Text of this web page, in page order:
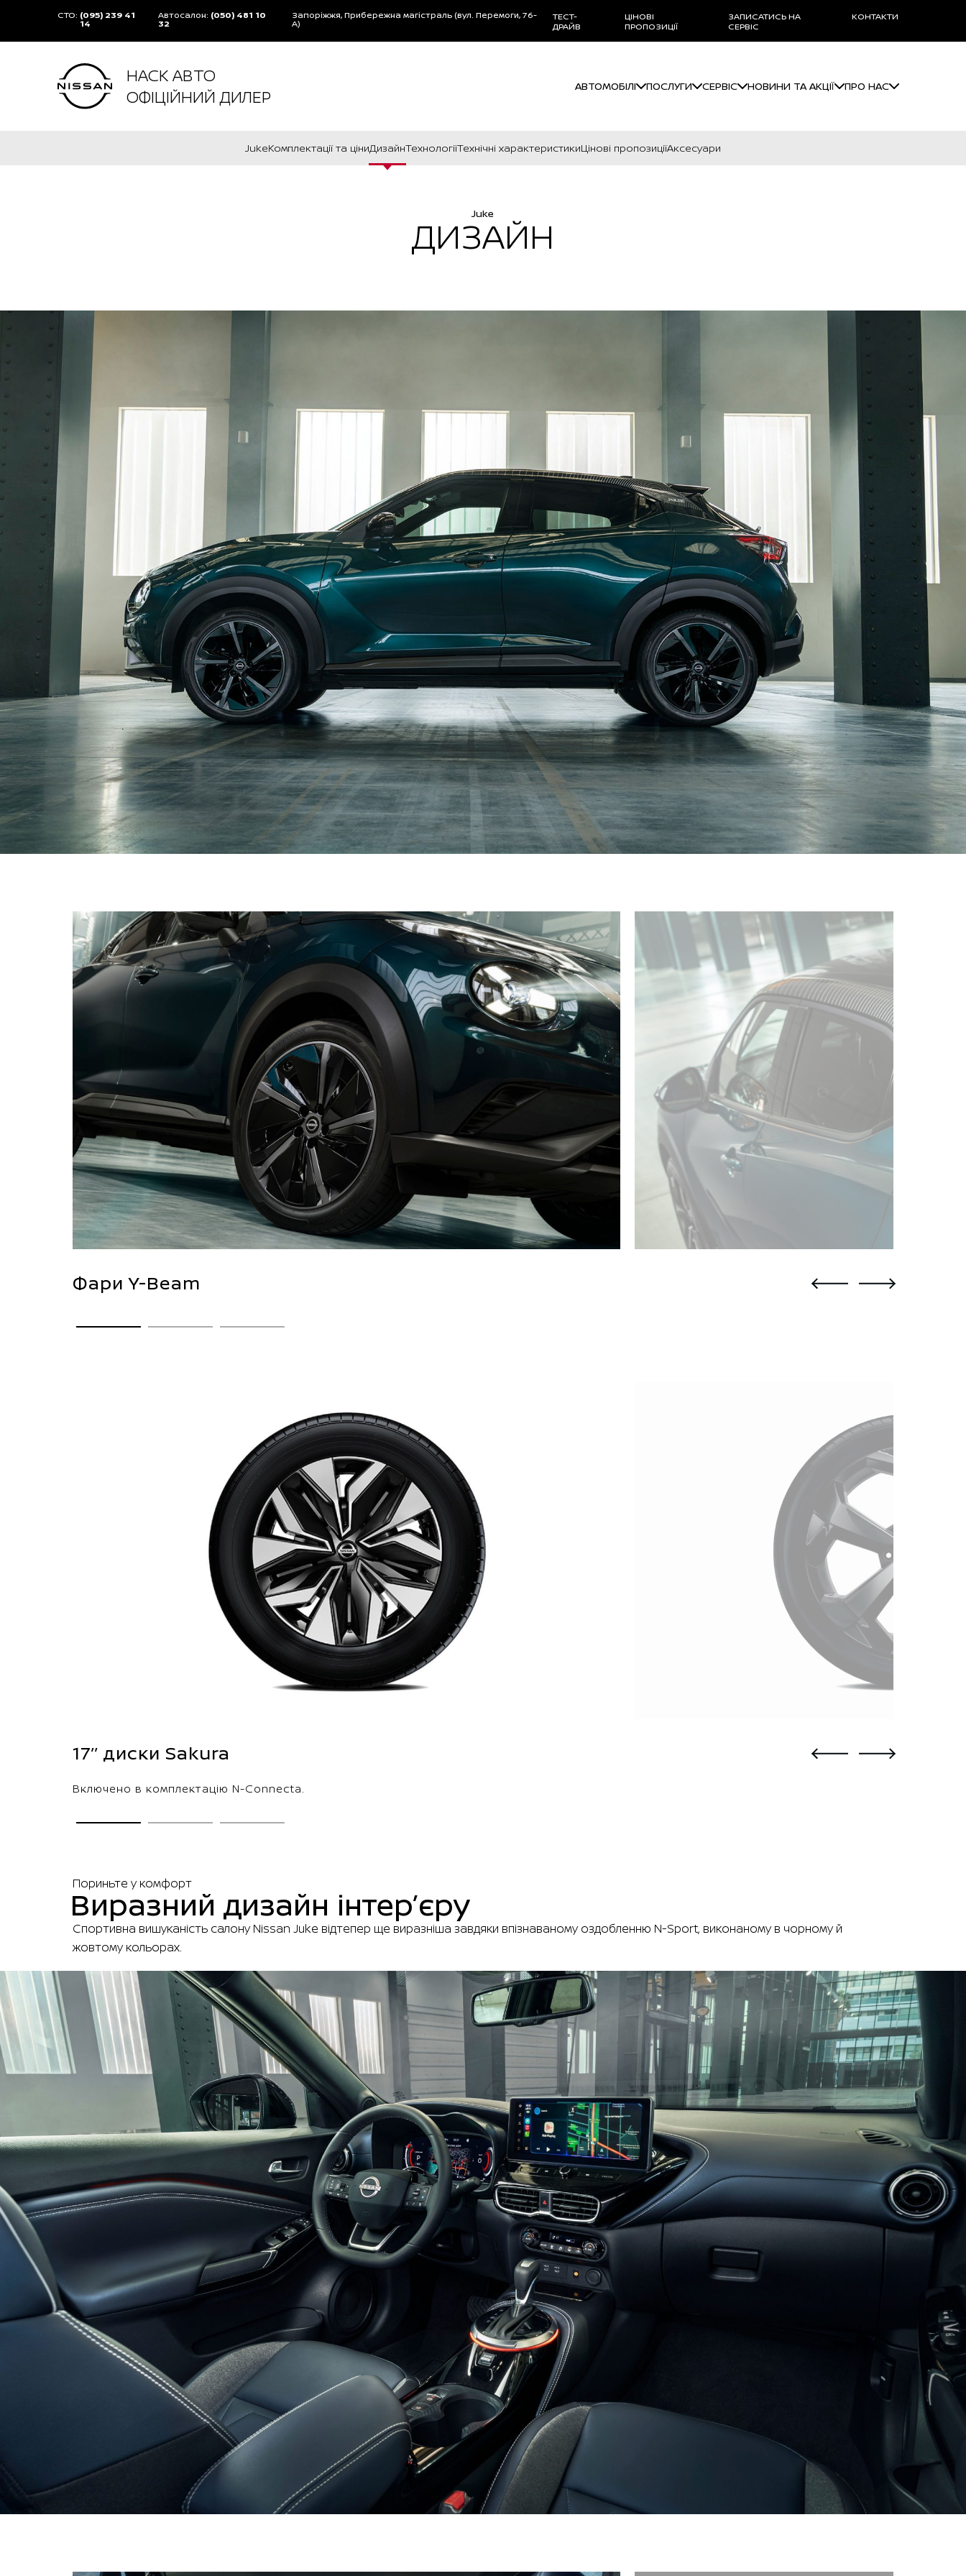
СТО: (095) 239 41
14
Автосалон: (050) 481 10
32
Запоріжжя, Прибережна магістраль (вул. Перемоги, 76-
А)
ТЕСТ-
ДРАЙВ
ЦІНОВІ
ПРОПОЗИЦІЇ
ЗАПИСАТИСЬ НА
СЕРВІС
КОНТАКТИ
НАСК АВТО
ОФІЦІЙНИЙ ДИЛЕР
АВТОМОБІЛІ ПОСЛУГИ СЕРВІС НОВИНИ ТА АКЦІЇ ПРО НАС
JukeКомплектації та ціниДизайнТехнологіїТехнічні характеристикиЦінові пропозиціїАксесуари
Juke
ДИЗАЙН
Фари Y-Beam
17’’ диски Sakura
Включено в комплектацію N-Connecta.
Пориньте у комфорт
Виразний дизайн інтер’єру
Спортивна вишуканість салону Nissan Juke відтепер ще виразніша завдяки впізнаваному оздобленню N-Sport, виконаному в чорному й
жовтому кольорах.